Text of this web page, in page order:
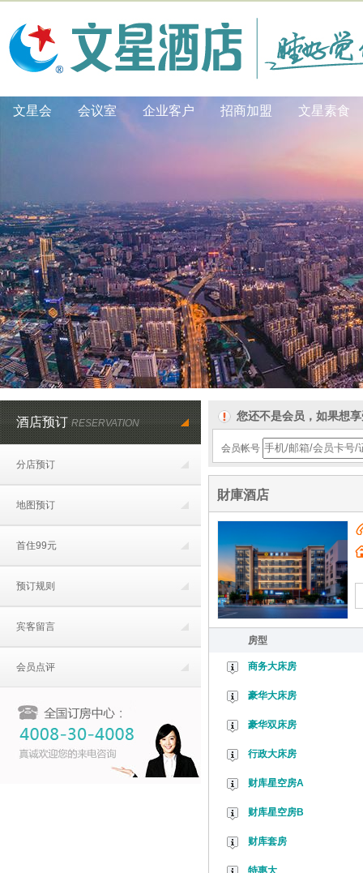
文星会 会议室 企业客户 招商加盟 文星素食
酒店预订RESERVATION
分店预订
地图预订
首住99元
预订规则
宾客留言
会员点评
您还不是会员，如果想
会员帐号
財庫酒店
房型
商务大床房
豪华大床房
豪华双床房
行政大床房
财库星空房A
财库星空房B
财库套房
特惠大